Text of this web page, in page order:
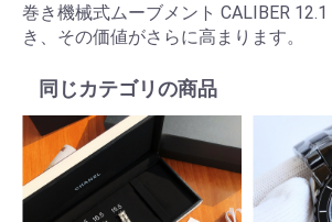
巻き機械式ムーブメント CALIBER
き、その価値がさらに高まります。
同じカテゴリの商品